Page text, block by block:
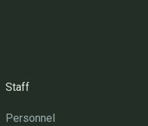
Staff
Personnel